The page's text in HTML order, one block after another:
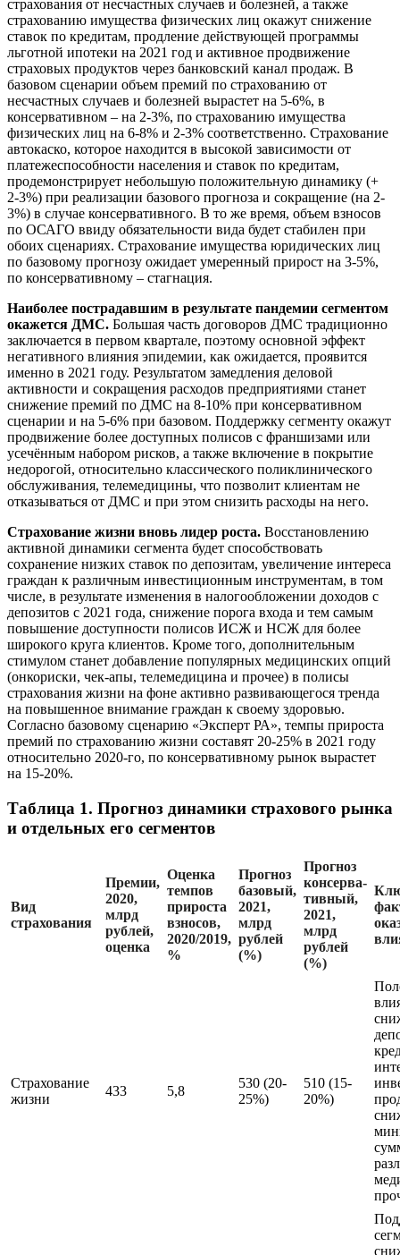
страхования от несчастных случаев и болезней, а также
страхованию имущества физических лиц окажут снижение
ставок по кредитам, продление действующей программы
льготной ипотеки на 2021 год и активное продвижение
страховых продуктов через банковский канал продаж. В
базовом сценарии объем премий по страхованию от
несчастных случаев и болезней вырастет на 5-6%, в
консервативном – на 2-3%, по страхованию имущества
физических лиц на 6-8% и 2-3% соответственно. Страхование
автокаско, которое находится в высокой зависимости от
платежеспособности населения и ставок по кредитам,
продемонстрирует небольшую положительную динамику (+
2-3%) при реализации базового прогноза и сокращение (на 2-
3%) в случае консервативного. В то же время, объем взносов
по ОСАГО ввиду обязательности вида будет стабилен при
обоих сценариях. Страхование имущества юридических лиц
по базовому прогнозу ожидает умеренный прирост на 3-5%,
по консервативному – стагнация.
Наиболее пострадавшим в результате пандемии сегментом
окажется ДМС. Большая часть договоров ДМС традиционно
заключается в первом квартале, поэтому основной эффект
негативного влияния эпидемии, как ожидается, проявится
именно в 2021 году. Результатом замедления деловой
активности и сокращения расходов предприятиями станет
снижение премий по ДМС на 8-10% при консервативном
сценарии и на 5-6% при базовом. Поддержку сегменту окажут
продвижение более доступных полисов с франшизами или
усечённым набором рисков, а также включение в покрытие
недорогой, относительно классического поликлинического
обслуживания, телемедицины, что позволит клиентам не
отказываться от ДМС и при этом снизить расходы на него.
Страхование жизни вновь лидер роста. Восстановлению
активной динамики сегмента будет способствовать
сохранение низких ставок по депозитам, увеличение интереса
граждан к различным инвестиционным инструментам, в том
числе, в результате изменения в налогообложении доходов с
депозитов с 2021 года, снижение порога входа и тем самым
повышение доступности полисов ИСЖ и НСЖ для более
широкого круга клиентов. Кроме того, дополнительным
стимулом станет добавление популярных медицинских опций
(онкориски, чек-апы, телемедицина и прочее) в полисы
страхования жизни на фоне активно развивающегося тренда
на повышенное внимание граждан к своему здоровью.
Согласно базовому сценарию «Эксперт РА», темпы прироста
премий по страхованию жизни составят 20-25% в 2021 году
относительно 2020-го, по консервативному рынок вырастет
на 15-20%.
Таблица 1. Прогноз динамики страхового рынка
и отдельных его сегментов
Вид
страхования
Премии,
2020,
млрд
рублей,
оценка
Оценка
темпов
прироста
взносов,
2020/2019,
%
Прогноз
базовый,
2021,
млрд
рублей
(%)
Прогноз
консерва-
тивный,
2021,
млрд
рублей
(%)
Страхование
жизни
433 5,8
530 (20-
25%)
510 (15-
20%)